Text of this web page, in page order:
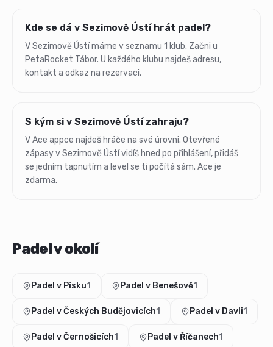
Kde se dá v Sezimově Ústí hrát padel?
V Sezimově Ústí máme v seznamu 1 klub. Začni u
PetaRocket Tábor. U každého klubu najdeš adresu,
kontakt a odkaz na rezervaci.
S kým si v Sezimově Ústí zahraju?
V Ace appce najdeš hráče na své úrovni. Otevřené
zápasy v Sezimově Ústí vidíš hned po přihlášení, přidáš
se jedním tapnutím a level se ti počítá sám. Ace je
zdarma.
Padel v okolí
Padel v Písku1 Padel v Benešově1
Padel v Českých Budějovicích1 Padel v Davli1
Padel v Černošicích1 Padel v Říčanech1